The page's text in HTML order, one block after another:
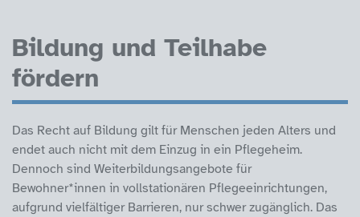
Bildung und Teilhabe
fördern
Das Recht auf Bildung gilt für Menschen jeden Alters und
endet auch nicht mit dem Einzug in ein Pflegeheim.
Dennoch sind Weiterbildungsangebote für
Bewohner*innen in vollstationären Pflegeeinrichtungen,
aufgrund vielfältiger Barrieren, nur schwer zugänglich. Das